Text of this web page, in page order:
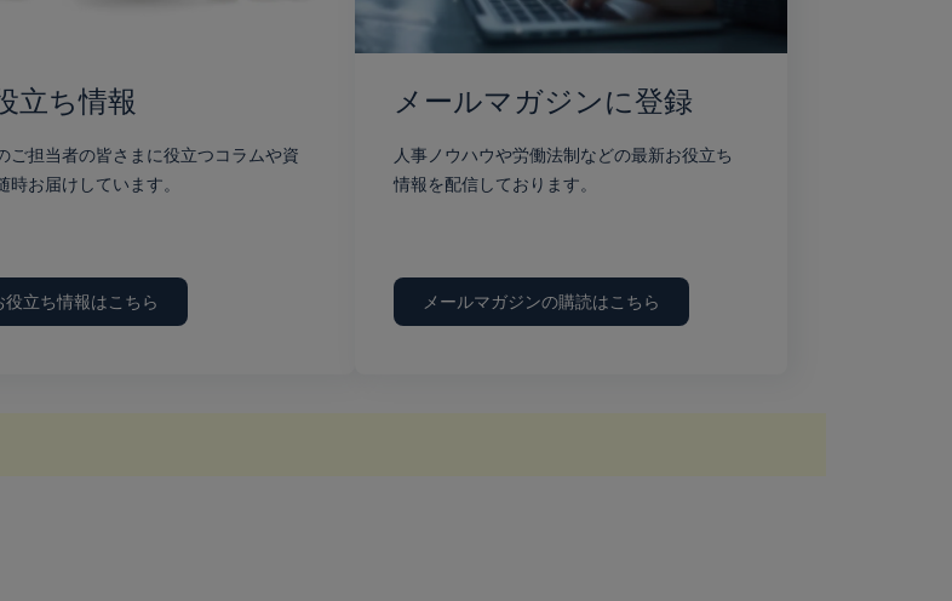
立ち情報
ご担当者の皆さまに役立つコラムや資
時お届けしています。
役立ち情報はこちら
メールマガジンに登録
人事ノウハウや労働法制などの最新お役立ち
情報を配信しております。
メールマガジンの購読はこちら